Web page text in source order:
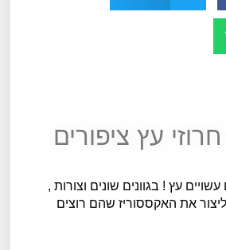
עץ ציפורים
עשויים עץ ! בגוונים שונים וצורות ,
ליצור את האקססוריז שהם רוצים